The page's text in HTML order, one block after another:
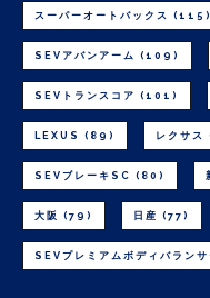
スーパーオートバックス (115)
SEVアバンアーム (109)
SEVトランスコア (101)
LEXUS (89) レクサス
SEVブレーキSC (80)
大阪 (79) 日産 (77)
SEVプレミアムボディバランサ